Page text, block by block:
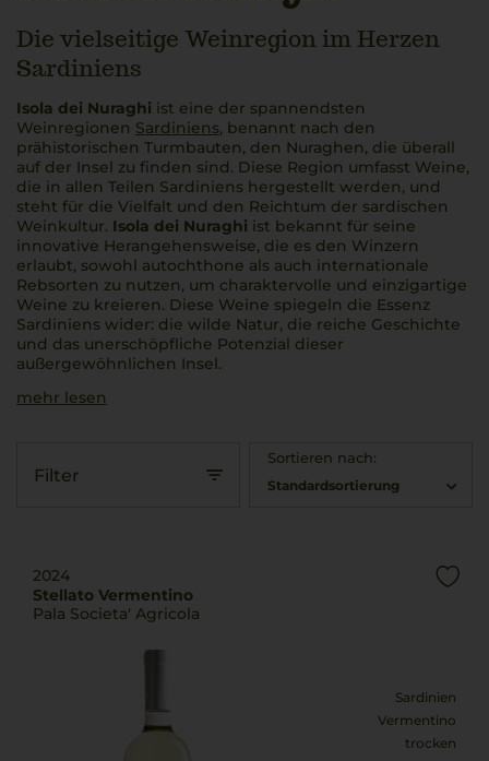
Die vielseitige Weinregion im Herzen
Sardiniens
Isola dei Nuraghi ist eine der spannendsten
Weinregionen Sardiniens, benannt nach den
prähistorischen Turmbauten, den Nuraghen, die überall
auf der Insel zu finden sind. Diese Region umfasst Weine,
die in allen Teilen Sardiniens hergestellt werden, und
steht für die Vielfalt und den Reichtum der sardischen
Weinkultur. Isola dei Nuraghi ist bekannt für seine
innovative Herangehensweise, die es den Winzern
erlaubt, sowohl autochthone als auch internationale
Rebsorten zu nutzen, um charaktervolle und einzigartige
Weine zu kreieren. Diese Weine spiegeln die Essenz
Sardiniens wider: die wilde Natur, die reiche Geschichte
und das unerschöpfliche Potenzial dieser
außergewöhnlichen Insel.
mehr lesen
Filter
Sortieren nach:
Standardsortierung
2024
Stellato Vermentino
Pala Societa' Agricola
Sardinien
Vermentino
trocken